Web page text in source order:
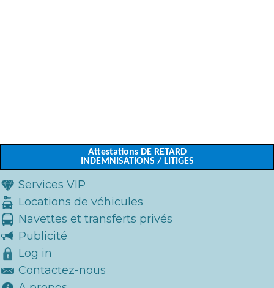
Attestations DE RETARD
INDEMNISATIONS / LITIGES
Services VIP
Locations de véhicules
Navettes et transferts privés
Publicité
Log in
Contactez-nous